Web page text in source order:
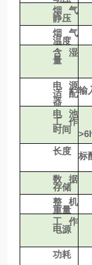
烟气
静压
烟气
温度
含湿
量
电源
适配
器
输
电池
工作
时间
长度
标
数据
存储
整机
重量
工作
电源
功耗